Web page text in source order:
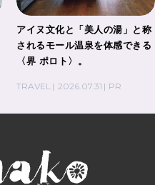
アイヌ文化と「美人の湯」と称
されるモール温泉を体感できる
〈界 ポロト〉。
TRAVEL 2026.07.31 PR